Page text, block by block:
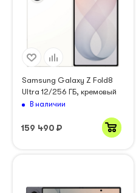
Samsung Galaxy Z Fold8
Ultra 12/256 ГБ, кремовый
В наличии
159 490 ₽